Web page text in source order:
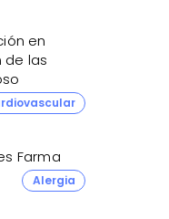
en
de las
Farma
Alergia